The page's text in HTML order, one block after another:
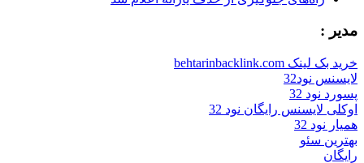
مدیر :
خرید بک لینک behtarinbacklink.com
لایسنس نود32
پسورد نود 32
اوکلی لایسنس رایگان نود 32
همیار نود 32
بهترین سئو
رایگان